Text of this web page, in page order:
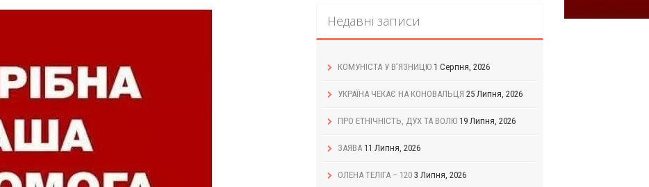
Недавні записи
КОМУНІСТА У В’ЯЗНИЦЮ 1 Серпня, 2026
УКРАЇНА ЧЕКАЄ НА КОНОВАЛЬЦЯ 25 Липня, 2026
ПРО ЕТНІЧНІСТЬ, ДУХ ТА ВОЛЮ 19 Липня, 2026
ЗАЯВА 11 Липня, 2026
ОЛЕНА ТЕЛІГА – 120 3 Липня, 2026